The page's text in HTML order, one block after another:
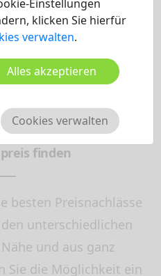
Einstellungen
klicken Sie hierfür
verwalten.
Alles akzeptieren
Cookies verwalten
hinzufügen.
finden
besten Preisnachlässe
unterschiedlichen
und aus ganz
Sie die Möglichkeit ein